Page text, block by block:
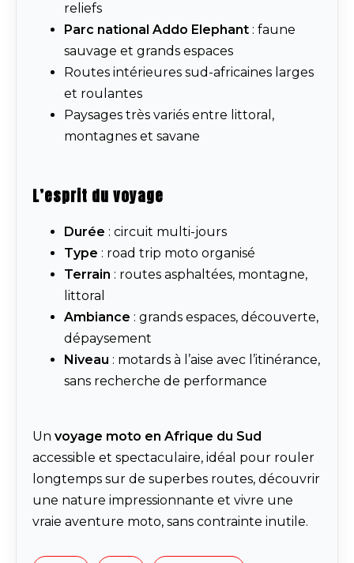
reliefs
Parc national Addo Elephant : faune
sauvage et grands espaces
Routes intérieures sud-africaines larges
et roulantes
Paysages très variés entre littoral,
montagnes et savane
L’esprit du voyage
Durée : circuit multi-jours
Type : road trip moto organisé
Terrain : routes asphaltées, montagne,
littoral
Ambiance : grands espaces, découverte,
dépaysement
Niveau : motards à l’aise avec l’itinérance,
sans recherche de performance
Un voyage moto en Afrique du Sud
accessible et spectaculaire, idéal pour rouler
longtemps sur de superbes routes, découvrir
une nature impressionnante et vivre une
vraie aventure moto, sans contrainte inutile.